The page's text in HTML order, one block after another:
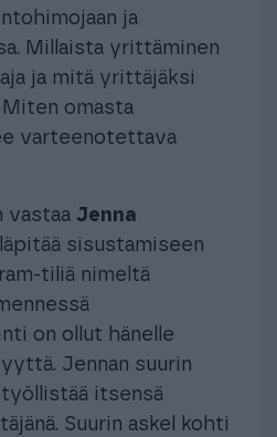
ja
Millaista yrittäminen
ja mitä yrittäjäksi
omasta
varteenotettava
vastaa Jenna
sisustamiseen
tiliä nimeltä
on ollut hänelle
Jennan suurin
itsensä
Suurin askel kohti